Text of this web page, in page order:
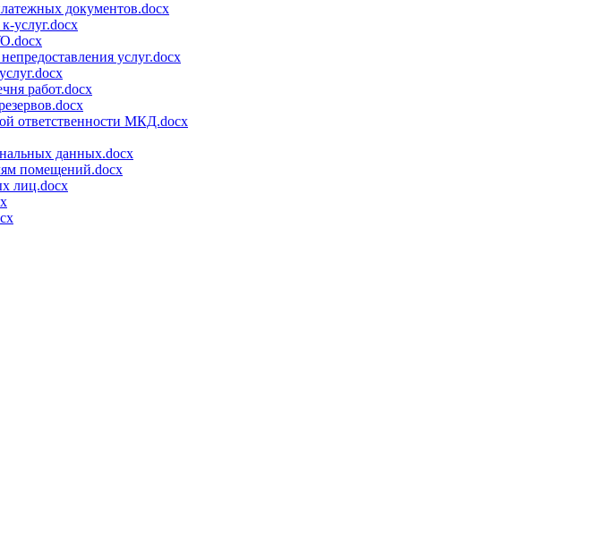
документов.docx
услуг.docx
услуг.docx
работ.docx
ответственности МКД.docx
данных.docx
помещений.docx
лиц.docx